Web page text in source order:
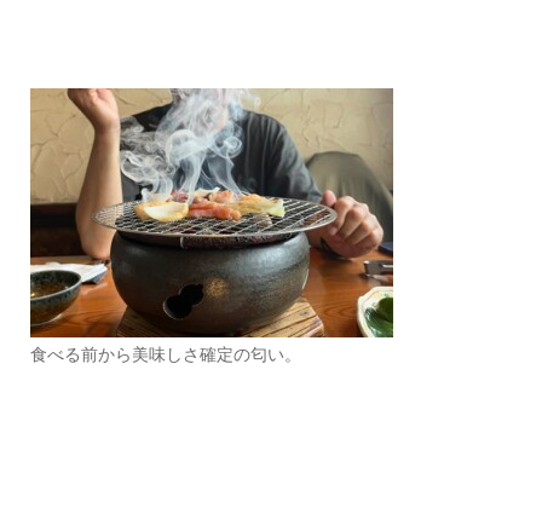
食べる前から美味しさ確定の匂い。